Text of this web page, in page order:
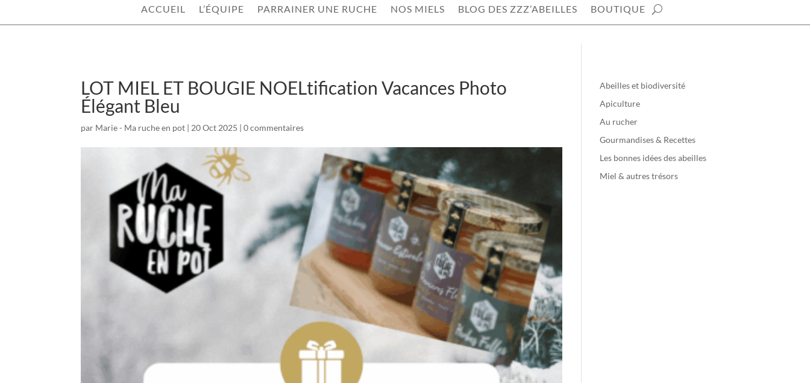
ACCUEIL L’ÉQUIPE PARRAINER UNE RUCHE NOS MIELS BLOG DES ZZZ’ABEILLES BOUTIQUE
LOT MIEL ET BOUGIE NOELtification Vacances Photo
Élégant Bleu
par Marie - Ma ruche en pot | 20 Oct 2025 |0 commentaires
Abeilles et biodiversité
Apiculture
Au rucher
Gourmandises & Recettes
Les bonnes idées des abeilles
Miel & autres trésors